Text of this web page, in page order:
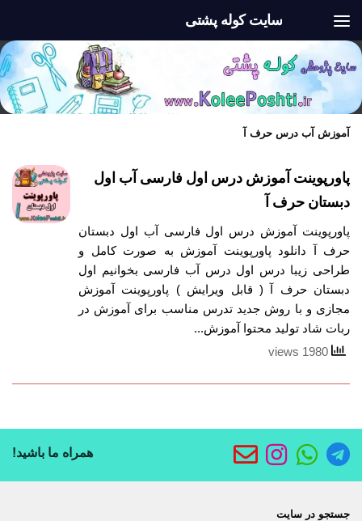
سایت کوله پشتی
آموزش آب درس حرف آ
پاورپوینت آموزش درس اول فارسی آب اول
دبستان حرف آ
پاورپوینت آموزش درس اول فارسی آب اول دبستان
حرف آ دانلود پاورپوینت آموزش به صورت کامل و
طراحی زیبا درس اول درس آب فارسی بخوانیم اول
دبستان حرف آ ( قابل ویرایش ) پاورپوینت آموزش
مجازی و با روش جدید تدرس مناسب برای آموزش در
ربات شاد تولید محتوا آموزش...
همراه ما باشید!
جستجو در سایت